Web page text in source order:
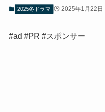
2025冬ドラマ 2025年1月22日
#ad #PR #スポンサー